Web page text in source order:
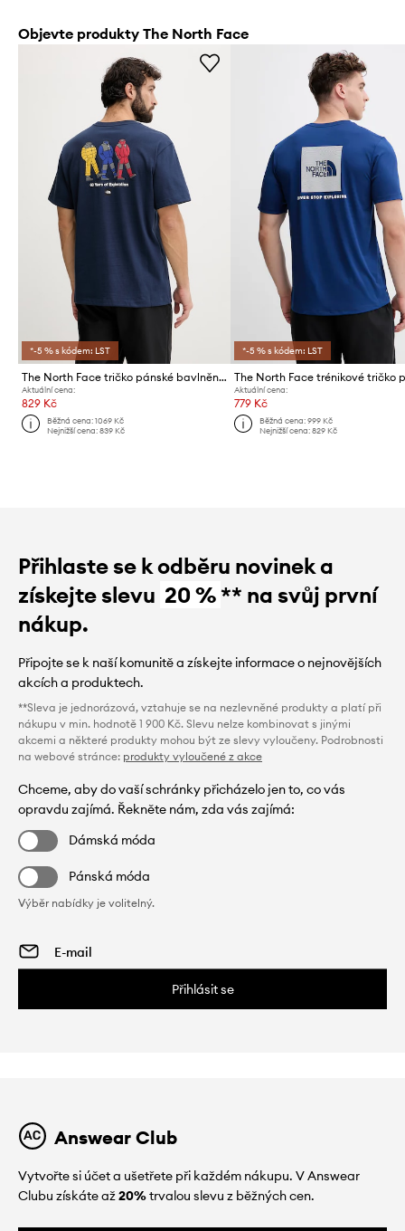
Objevte produkty The North Face
*-5 % s kódem: LST
The North Face tričko pánské bavlněné CELEBRATION
Aktuální cena:
829 Kč
Běžná cena:1069 Kč
Nejnižší cena:839 Kč
*-5 % s kódem: LST
Aktuální cena:
779 Kč
Běžná cena: 999 Kč
Nejnižší cena: 829 Kč
Přihlaste se k odběru novinek a
získejte slevu 20 %** na svůj první
nákup.
Připojte se k naší komunitě a získejte informace o nejnovějších
akcích a produktech.
**Sleva je jednorázová, vztahuje se na nezlevněné produkty a platí při
nákupu v min. hodnotě 1 900 Kč. Slevu nelze kombinovat s jinými
akcemi a některé produkty mohou být ze slevy vyloučeny. Podrobnosti
na webové stránce: produkty vyloučené z akce
Chceme, aby do vaší schránky přicházelo jen to, co vás
opravdu zajímá. Řekněte nám, zda vás zajímá:
Dámská móda
Pánská móda
Výběr nabídky je volitelný.
Přihlásit se
Answear Club
Vytvořte si účet a ušetřete při každém nákupu. V Answear
Clubu získáte až20%trvalou slevu z běžných cen.